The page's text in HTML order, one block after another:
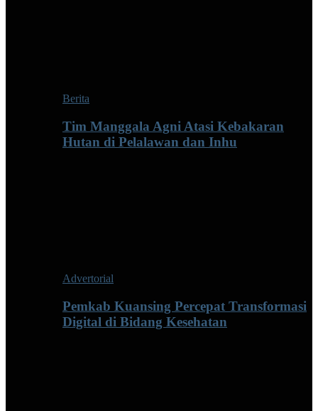
Berita
Tim Manggala Agni Atasi Kebakaran
Hutan di Pelalawan dan Inhu
Advertorial
Pemkab Kuansing Percepat Transformasi
Digital di Bidang Kesehatan